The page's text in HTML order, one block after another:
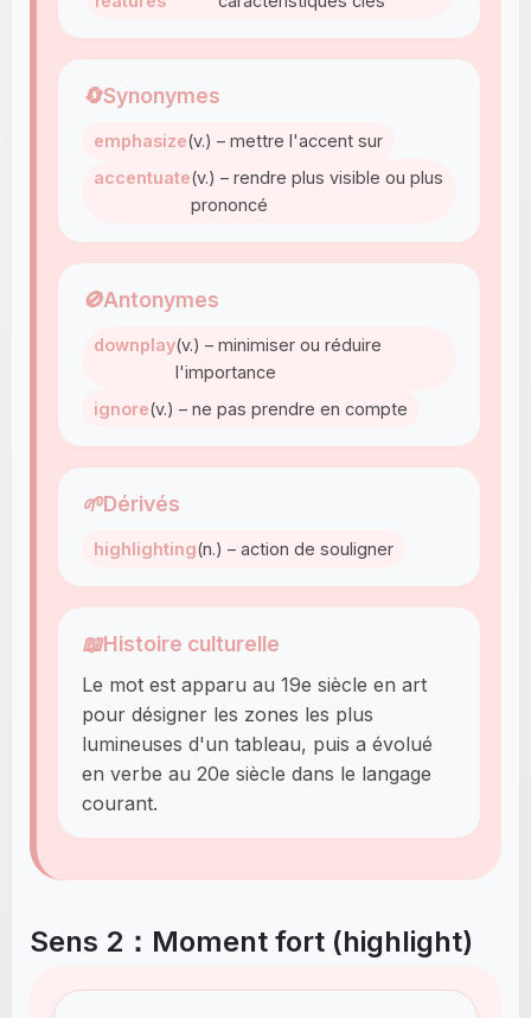
🔄Synonymes
emphasize(v.) – mettre l'accent sur
accentuate(v.) – rendre plus visible ou plus
prononcé
🚫Antonymes
downplay(v.) – minimiser ou réduire
l'importance
ignore(v.) – ne pas prendre en compte
🌱Dérivés
highlighting(n.) – action de souligner
📖Histoire culturelle
Le mot est apparu au 19e siècle en art
pour désigner les zones les plus
lumineuses d'un tableau, puis a évolué
en verbe au 20e siècle dans le langage
courant.
Sens 2：Moment fort (highlight)